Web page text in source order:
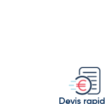
et oriflammes
Devis